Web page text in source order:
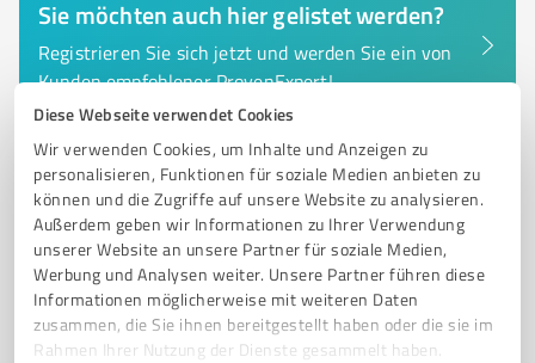
Diese Webseite verwendet Cookies
Wir verwenden Cookies, um Inhalte und Anzeigen zu
personalisieren, Funktionen für soziale Medien anbieten zu
können und die Zugriffe auf unsere Website zu analysieren.
Außerdem geben wir Informationen zu Ihrer Verwendung
unserer Website an unsere Partner für soziale Medien,
Werbung und Analysen weiter. Unsere Partner führen diese
Informationen möglicherweise mit weiteren Daten
zusammen, die Sie ihnen bereitgestellt haben oder die sie im
Rahmen Ihrer Nutzung der Dienste gesammelt haben.
Sie möchten auch hier gelistet werden?
Registrieren Sie sich jetzt und werden Sie ein von
Kunden empfohlener ProvenExpert!
6 IT-Dienstleistungen
OsAI
Webdesign & KI-Lösungen & Automatisierunge für
lokale Betriebe
WEBDESIGN WEBSITE ERSTELLEN WEBAGENTUR KI-BERATUNG